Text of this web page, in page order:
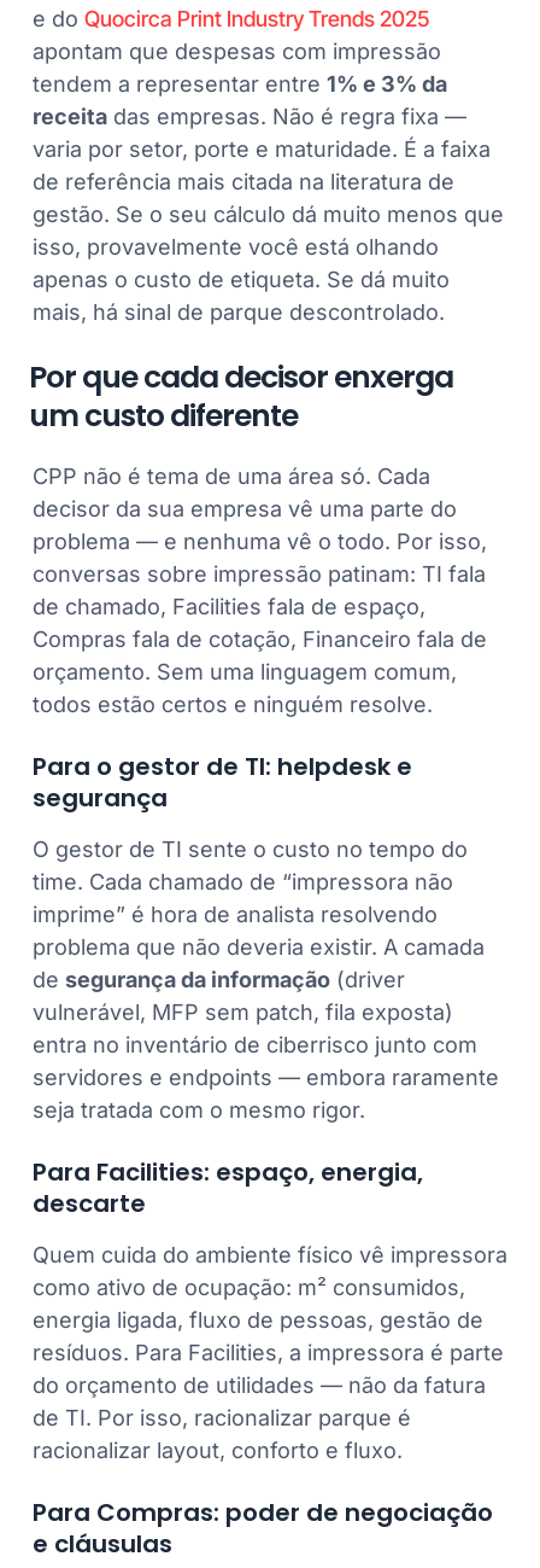
e do Quocirca Print Industry Trends 2025
apontam que despesas com impressão
tendem a representar entre 1% e 3% da
receita das empresas. Não é regra fixa —
varia por setor, porte e maturidade. É a faixa
de referência mais citada na literatura de
gestão. Se o seu cálculo dá muito menos que
isso, provavelmente você está olhando
apenas o custo de etiqueta. Se dá muito
mais, há sinal de parque descontrolado.
Por que cada decisor enxerga
um custo diferente
CPP não é tema de uma área só. Cada
decisor da sua empresa vê uma parte do
problema — e nenhuma vê o todo. Por isso,
conversas sobre impressão patinam: TI fala
de chamado, Facilities fala de espaço,
Compras fala de cotação, Financeiro fala de
orçamento. Sem uma linguagem comum,
todos estão certos e ninguém resolve.
Para o gestor de TI: helpdesk e
segurança
O gestor de TI sente o custo no tempo do
time. Cada chamado de “impressora não
imprime” é hora de analista resolvendo
problema que não deveria existir. A camada
de segurança da informação (driver
vulnerável, MFP sem patch, fila exposta)
entra no inventário de ciberrisco junto com
servidores e endpoints — embora raramente
seja tratada com o mesmo rigor.
Para Facilities: espaço, energia,
descarte
Quem cuida do ambiente físico vê impressora
como ativo de ocupação: m² consumidos,
energia ligada, fluxo de pessoas, gestão de
resíduos. Para Facilities, a impressora é parte
do orçamento de utilidades — não da fatura
de TI. Por isso, racionalizar parque é
racionalizar layout, conforto e fluxo.
Para Compras: poder de negociação
e cláusulas